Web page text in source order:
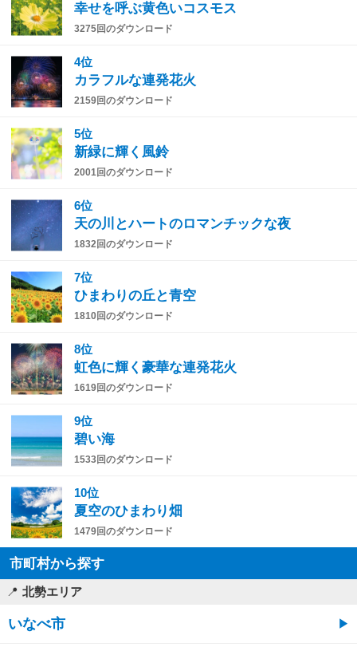
幸せを呼ぶ黄色いコスモス
3275回のダウンロード
4位
カラフルな連発花火
2159回のダウンロード
5位
新緑に輝く風鈴
2001回のダウンロード
6位
天の川とハートのロマンチックな夜
1832回のダウンロード
7位
ひまわりの丘と青空
1810回のダウンロード
8位
虹色に輝く豪華な連発花火
1619回のダウンロード
9位
碧い海
1533回のダウンロード
10位
夏空のひまわり畑
1479回のダウンロード
市町村から探す
北勢エリア
いなべ市